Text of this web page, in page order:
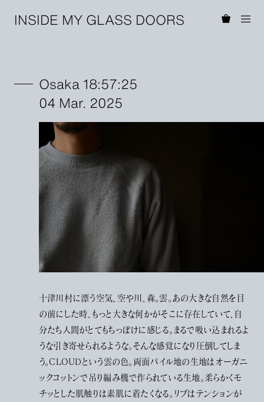
INSIDE MY GLASS DOORS
Osaka 18:57:25
04 Mar. 2025
十津川村に漂う空気、空や川、森。雲。あの大きな自然を目
の前にした時、もっと大きな何かがそこに存在していて、自
分たち人間がとてもちっぽけに感じる。まるで吸い込まれるよ
うな引き寄せられるような。そんな感覚になり圧倒してしま
う。CLOUDという雲の色。両面パイル地の生地はオーガニ
ックコットンで吊り編み機で作られている生地。柔らかくモ
チッとした肌触りは素肌に着たくなる。リブはテンションが